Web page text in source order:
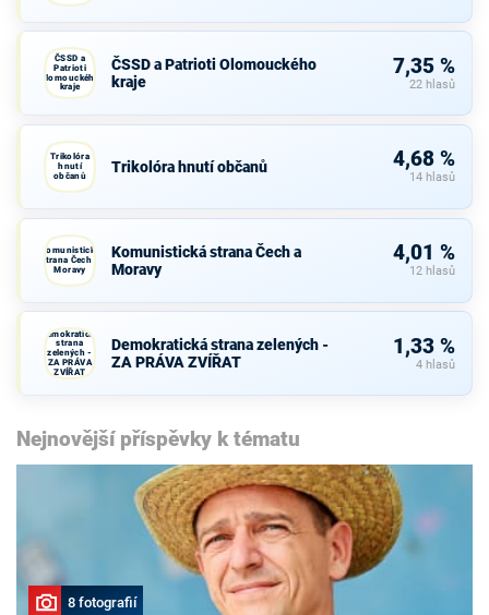
ČSSD a
Patrioti
Olomouckého
kraje
ČSSD a Patrioti Olomouckého
kraje
7,35 %
22 hlasů
Trikolóra
hnutí
občanů
Trikolóra hnutí občanů 4,68 %
14 hlasů
Komunistická
strana Čech a
Moravy
Komunistická strana Čech a
Moravy
4,01 %
12 hlasů
Demokratická
strana
zelených -
ZA PRÁVA
ZVÍŘAT
Demokratická strana zelených -
ZA PRÁVA ZVÍŘAT
1,33 %
4 hlasů
Nejnovější příspěvky k tématu
8 fotografií